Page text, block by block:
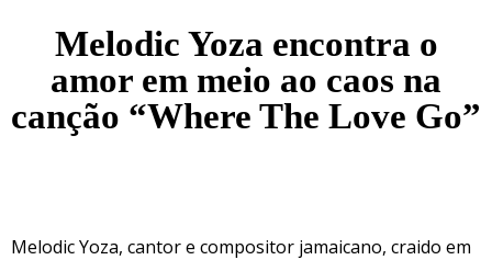
Melodic Yoza encontra o
amor em meio ao caos na
canção “Where The Love Go”
Melodic Yoza, cantor e compositor jamaicano, craido em